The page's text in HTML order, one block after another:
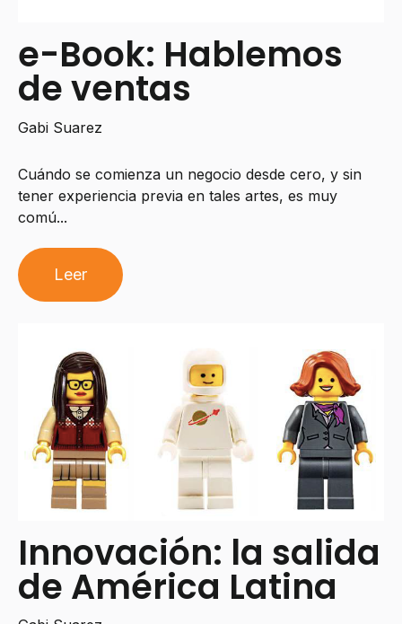
e-Book: Hablemos
de ventas
Gabi Suarez
Cuándo se comienza un negocio desde cero, y sin
tener experiencia previa en tales artes, es muy
comú...
Leer
Innovación: la salida
de América Latina